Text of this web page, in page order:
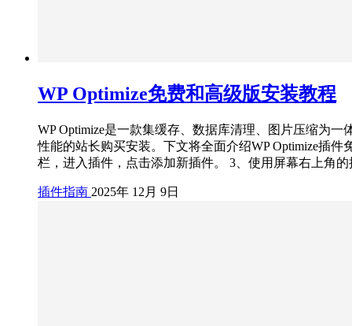
WP Optimize免费和高级版安装教程
WP Optimize是一款集缓存、数据库清理、图片压缩为
性能的站长购买安装。下文将全面介绍WP Optimize插件
栏，进入插件，点击添加新插件。 3、使用屏幕右上角
插件指南 2025年 12月 9日